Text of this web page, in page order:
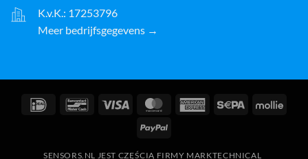
K.v.K.: 17253796
Meer bedrijfsgegevens →
IDeal BancontactWiza MasterCardAmerican Sepa
PayPal
SENSORS.NL JEST CZĘŚCIĄ FIRMY MARKTECHNICAL